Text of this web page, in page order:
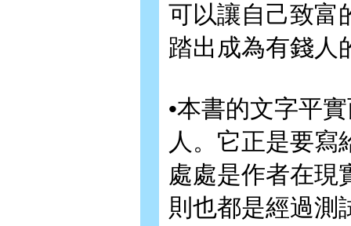
可以讓自己致富
踏出成為有錢人
•本書的文字平
人。它正是要寫
處處是作者在現
則也都是經過測